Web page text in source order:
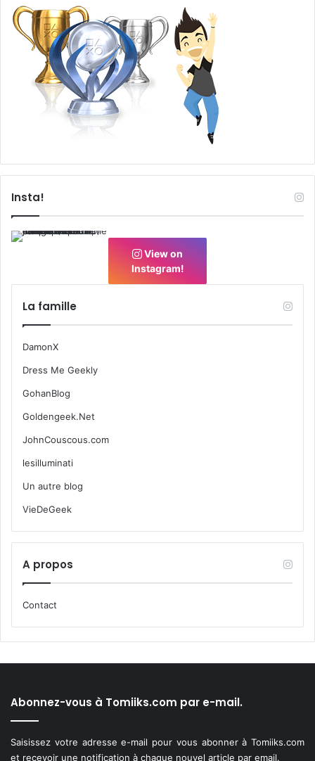
Insta!
View on
Instagram!
La famille
DamonX
Dress Me Geekly
GohanBlog
Goldengeek.Net
JohnCouscous.com
lesilluminati
Un autre blog
VieDeGeek
A propos
Contact
Abonnez-vous à Tomiiks.com par e-mail.
Saisissez votre adresse e-mail pour vous abonner à Tomiiks.com
et recevoir une notification à chaque nouvel article par email.